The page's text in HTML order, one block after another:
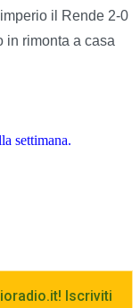
il Rende 2-0
in rimonta a casa
settimana.
Iscriviti